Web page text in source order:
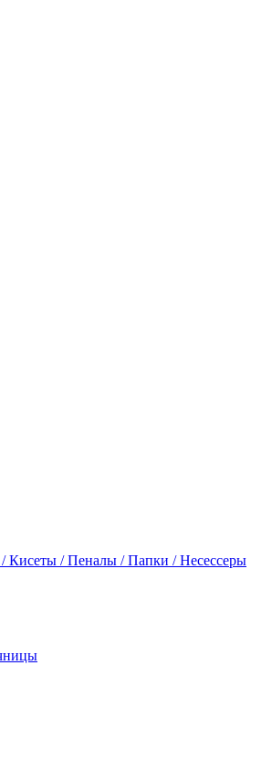
/ Пеналы / Папки / Несессеры